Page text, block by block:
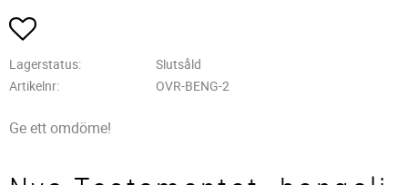
Lägg till i favoriter
Lagerstatus
Slutsåld
Artikelnr
OVR-BENG-2
Ge ett omdöme!